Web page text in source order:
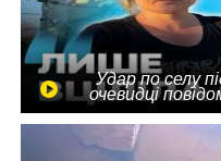
Удар по селу
очевидці